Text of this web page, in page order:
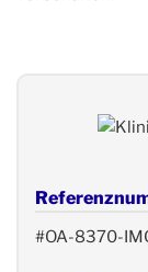
#OA-8370-